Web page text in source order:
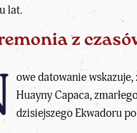
lat.
z
owe datowanie
Huayny Capaca,
dzisiejszego Ekwadoru